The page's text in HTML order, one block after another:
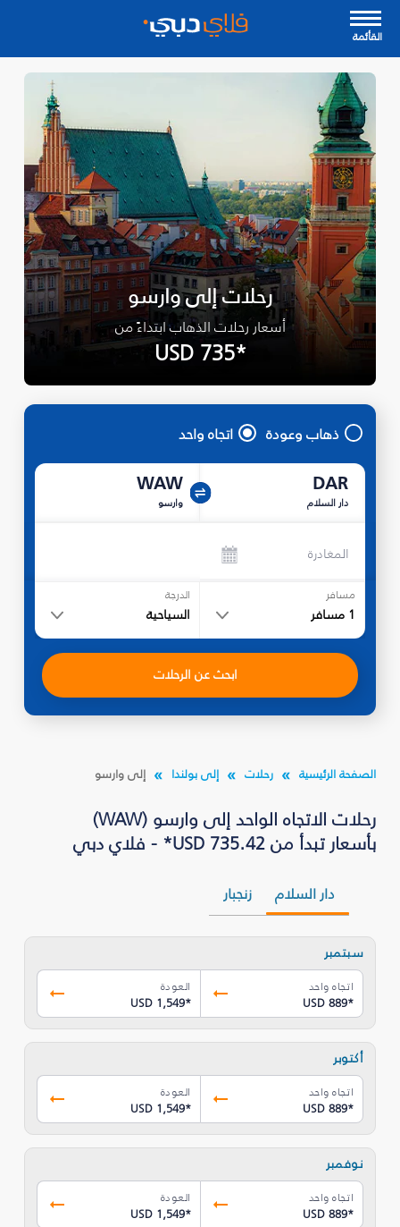
القأئمة
رحلات إلى وارسو
أسعار رحلات الذهاب ابتداءً من
*USD 735
ذهاب وعودة اتجاه واحد
DAR
دار السلام
WAW
وارسو
المغادرة
مسافر
1 مسافر
الدرجة
السياحية
ابحث عن الرحلات
الصفحة الرئيسية رحلات إلى بولندا إلى وارسو
رحلات الاتجاه الواحد إلى وارسو (WAW)
بأسعار تبدأ من USD 735.42* - فلاي دبي
دار السلام زنجبار
سبتمبر
اتجاه واحد
USD 889*
العودة
USD 1,549*
أكتوبر
اتجاه واحد
USD 889*
العودة
USD 1,549*
نوفمبر
اتجاه واحد
USD 889*
العودة
USD 1,549*